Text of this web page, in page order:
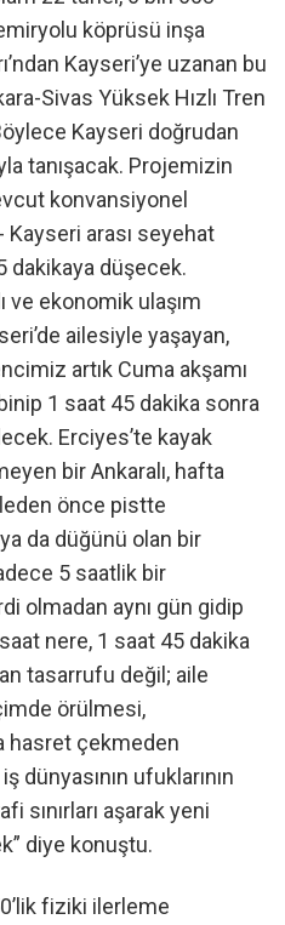
köprüsü inşa
Kayseri’ye uzanan bu
Sivas Yüksek Hızlı Tren
Kayseri doğrudan
tanışacak. Projemizin
konvansiyonel
arası seyehat
dakikaya düşecek.
ve ekonomik ulaşım
ailesiyle yaşayan,
artık Cuma akşamı
1 saat 45 dakika sonra
Erciyes’te kayak
bir Ankaralı, hafta
önce pistte
da düğünü olan bir
5 saatlik bir
olmadan aynı gün gidip
nere, 1 saat 45 dakika
tasarrufu değil; aile
örülmesi,
hasret çekmeden
dünyasının ufuklarının
sınırları aşarak yeni
diye konuştu.
fiziki ilerleme